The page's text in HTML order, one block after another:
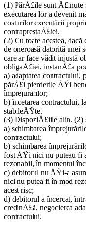
(1) PărÅ£ile sunt Å£inute
executarea lor a devenit
costurilor executării
contraprestaÅ£iei.
(2) Cu toate acestea,
de oneroasă datorită unei
care ar face vădit injustă
obligaÅ£iei, instanÅ£a
a) adaptarea contractului,
părÅ£i pierderile ÅŸi
împrejurărilor;
b) încetarea contractului,
stabileÅŸte.
(3) DispoziÅ£iile alin. (2)
a) schimbarea
contractului;
b) schimbarea
fost ÅŸi nici nu puteau fi
rezonabil, în momentul
c) debitorul nu ÅŸi-a
nici nu putea fi în mod
acest risc;
d) debitorul a încercat,
credinÅ£ă, negocierea
contractului.